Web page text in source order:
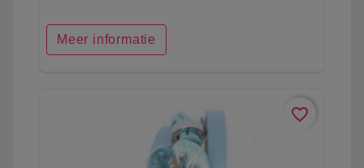
Meer informatie
favorite_border